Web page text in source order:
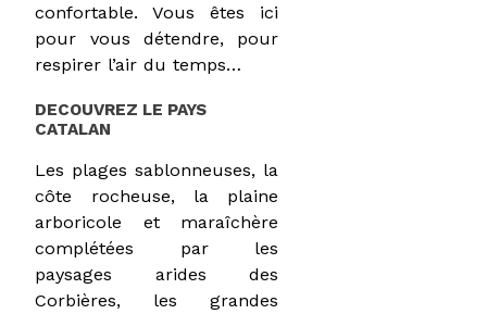
confortable. Vous êtes ici
pour vous détendre, pour
respirer l’air du temps…
DECOUVREZ LE PAYS
CATALAN
Les plages sablonneuses, la
côte rocheuse, la plaine
arboricole et maraîchère
complétées par les
paysages arides des
Corbières, les grandes